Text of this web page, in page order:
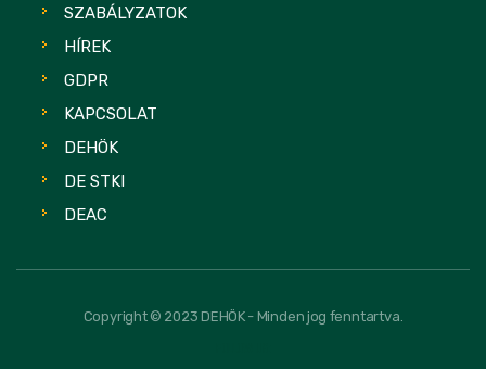
SZABÁLYZATOK
HÍREK
GDPR
KAPCSOLAT
DEHÖK
DE STKI
DEAC
Copyright © 2023 DEHÖK - Minden jog fenntartva.